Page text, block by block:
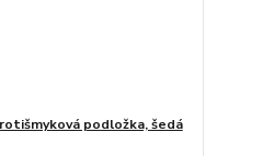
podložka, šedá